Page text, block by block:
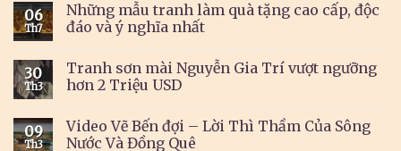
06
Th7
Những mẫu tranh làm quà tặng cao cấp, độc
đáo và ý nghĩa nhất
30
Th3
Tranh sơn mài Nguyễn Gia Trí vượt ngưỡng
hơn 2 Triệu USD
09
Th3
Video Vẽ Bến đợi – Lời Thì Thầm Của Sông
Nước Và Đồng Quê